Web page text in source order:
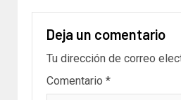
Deja un comentario
Tu dirección de correo
Comentario *